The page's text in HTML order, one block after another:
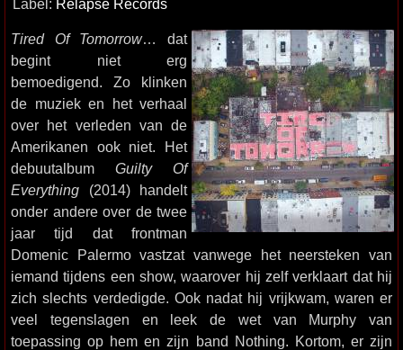
Label: Relapse Records
Tired Of Tomorrow… dat
begint niet erg
bemoedigend. Zo klinken
de muziek en het verhaal
over het verleden van de
Amerikanen ook niet. Het
debuutalbum Guilty Of
Everything (2014) handelt
onder andere over de twee
jaar tijd dat frontman
Domenic Palermo vastzat vanwege het neersteken van
iemand tijdens een show, waarover hij zelf verklaart dat hij
zich slechts verdedigde. Ook nadat hij vrijkwam, waren er
veel tegenslagen en leek de wet van Murphy van
toepassing op hem en zijn band Nothing. Kortom, er zijn